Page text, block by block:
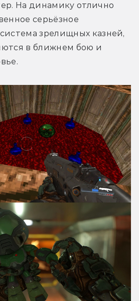
На динамику отлично
серьёзное
зрелищных казней,
в ближнем бою и